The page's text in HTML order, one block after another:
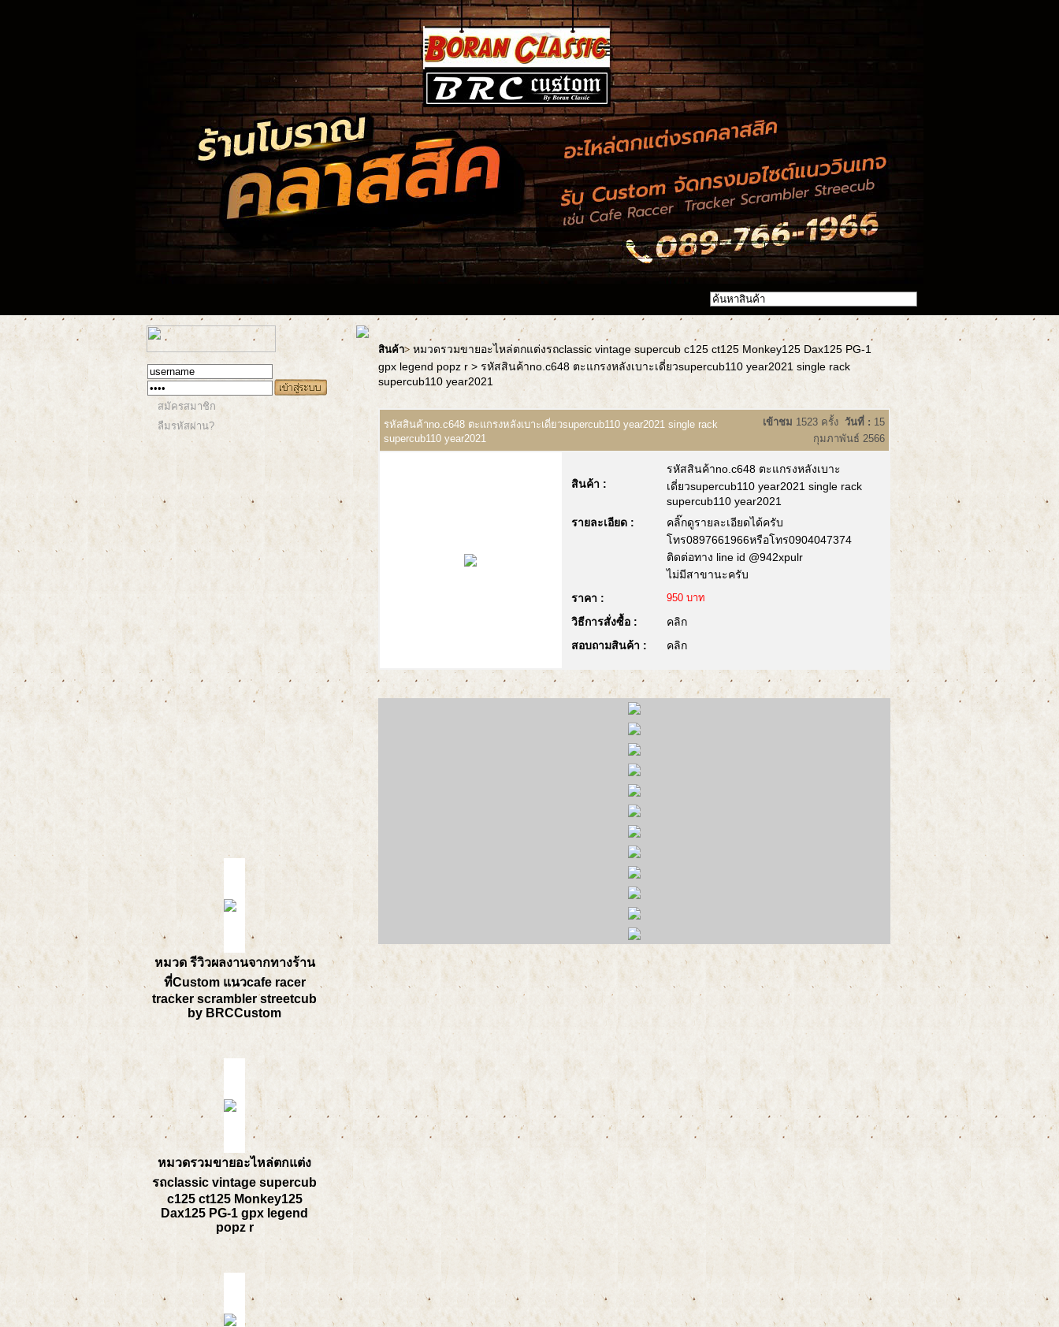
สมัครสมาชิก
ลืมรหัสผ่าน?
หมวด รีวิวผลงานจากทางร้าน
ที่Custom แนวcafe racer
tracker scrambler streetcub
by BRCCustom
หมวดรวมขายอะไหล่ตกแต่ง
รถclassic vintage supercub
c125 ct125 Monkey125
Dax125 PG-1 gpx legend
popz r
สินค้า> หมวดรวมขายอะไหล่ตกแต่งรถclassic vintage supercub c125 ct125 Monkey125 Dax125 PG-1
gpx legend popz r > รหัสสินค้าno.c648 ตะแกรงหลังเบาะเดี่ยวsupercub110 year2021 single rack
supercub110 year2021
รหัสสินค้าno.c648 ตะแกรงหลังเบาะเดี่ยวsupercub110 year2021 single rack
supercub110 year2021
เข้าชม 1523 ครั้ง วันที่ : 15
กุมภาพันธ์ 2566
สินค้า :
รหัสสินค้าno.c648 ตะแกรงหลังเบาะ
เดี่ยวsupercub110 year2021 single rack
supercub110 year2021
รายละเอียด :
คลิ๊กดูรายละเอียดได้ครับ
โทร0897661966หรือโทร0904047374
ติดต่อทาง line id @942xpulr
ไม่มีสาขานะครับ
ราคา :
950 บาท
วิธีการสั่งซื้อ :
คลิก
สอบถามสินค้า :
คลิก